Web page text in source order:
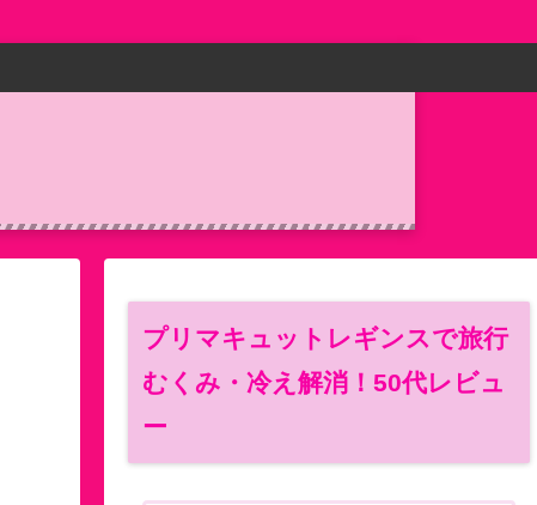
プリマキュットレギンスで旅行
むくみ・冷え解消！50代レビュ
ー